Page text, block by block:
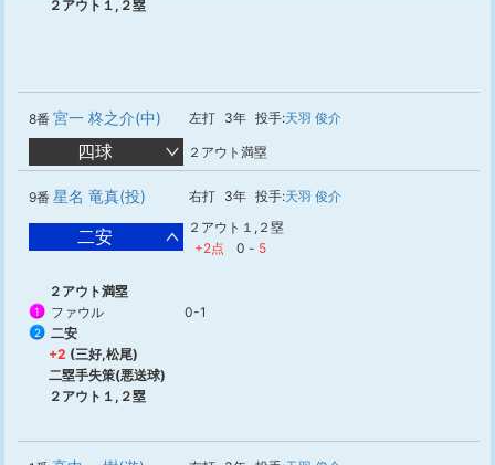
２アウト１,２塁
8番 宮一 柊之介(中) 左打 3年 投手:天羽 俊介
四球 ２アウト満塁
9番 星名 竜真(投) 右打 3年 投手:天羽 俊介
二安
２アウト１,２塁
+2点
0 - 5
２アウト満塁
1 ファウル 0-1
2
二安
+2 (三好,松尾)
二塁手失策(悪送球)
２アウト１,２塁